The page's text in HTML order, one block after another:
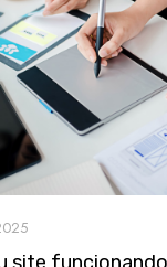
site funcionando